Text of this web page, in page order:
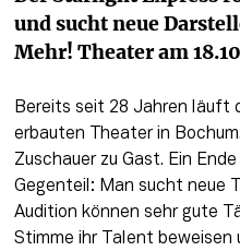
und sucht neue
Mehr! Theater am
Bereits seit 28 Jahren läuft
erbauten Theater in
Zuschauer zu Gast. Ein
Gegenteil: Man sucht neue
Audition können sehr gute
Stimme ihr Talent beweisen